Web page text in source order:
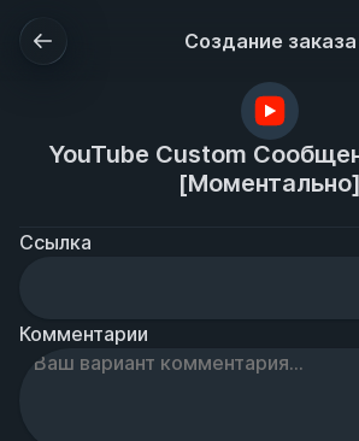
Создание заказа
YouTube Custom
[Моментально]
Ссылка
Комментарии